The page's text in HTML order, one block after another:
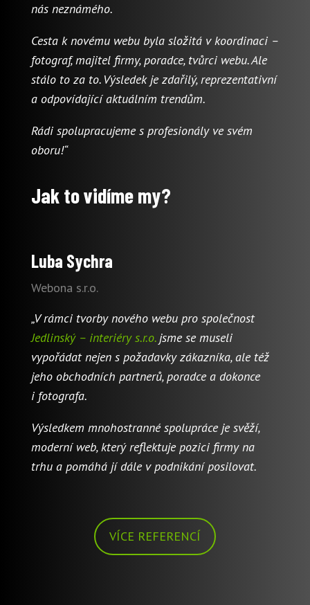
nás neznámého.
Cesta k novému webu byla složitá v koordinaci –
fotograf, majitel firmy, poradce, tvůrci webu. Ale
stálo to za to. Výsledek je zdařilý, reprezentativní
a odpovídající aktuálním trendům.
Rádi spolupracujeme s profesionály ve svém
oboru!“
Jak to vidíme my?
Luba Sychra
Webona s.r.o.
„V rámci tvorby nového webu pro společnost
Jedlinský – interiéry s.r.o.jsme se museli
vypořádat nejen s požadavky zákazníka, ale též
jeho obchodních partnerů, poradce a dokonce
i fotografa.
Výsledkem mnohostranné spolupráce je svěží,
moderní web, který reflektuje pozici firmy na
trhu a pomáhá jí dále v podnikání posilovat.
VÍCE REFERENCÍ